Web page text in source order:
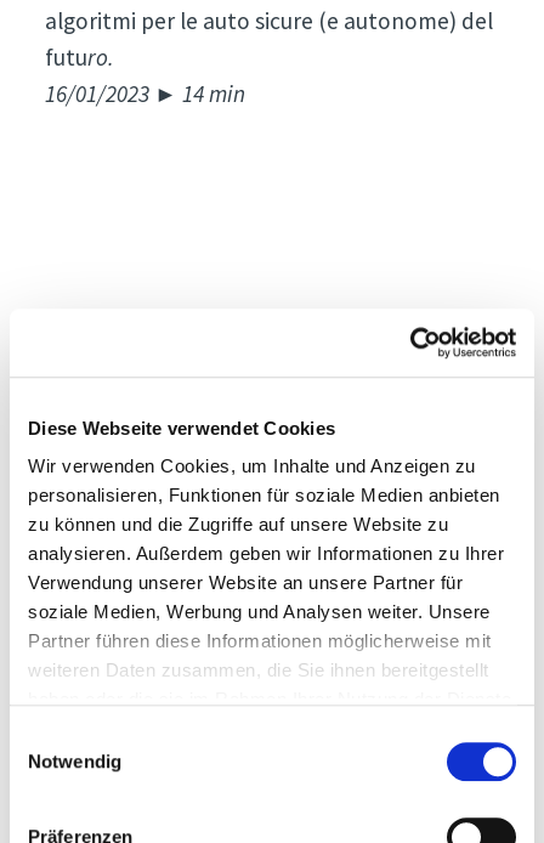
Diese Webseite verwendet Cookies
Wir verwenden Cookies, um Inhalte und Anzeigen zu
personalisieren, Funktionen für soziale Medien anbieten
zu können und die Zugriffe auf unsere Website zu
analysieren. Außerdem geben wir Informationen zu Ihrer
Verwendung unserer Website an unsere Partner für
soziale Medien, Werbung und Analysen weiter. Unsere
Partner führen diese Informationen möglicherweise mit
weiteren Daten zusammen, die Sie ihnen bereitgestellt
Notwendig
Präferenzen
algoritmi per le auto sicure (e autonome) del
futuro.
16/01/2023 ► 14 min